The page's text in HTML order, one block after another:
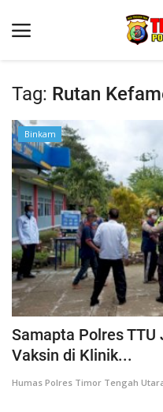
Beranda
Terms & Conditions
Reskrim
Binkam
Lantas
OPINI
Tag: Rutan
Binkam
Samapta Polres
Vaksin di Klinik...
Humas Polres Timor Tengah